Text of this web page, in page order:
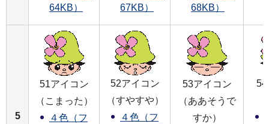
64KB）
67KB）
68KB）
5
51アイコン
（こまった）
４色（フ
52アイコン
（すやすや）
４色（フ
53アイコン
（ああそうで
すか）
54